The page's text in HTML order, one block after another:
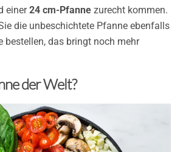
einer24 cm-Pfanne zurecht kommen.
die unbeschichtete Pfanne ebenfalls
bestellen, das bringt noch mehr
der Welt?